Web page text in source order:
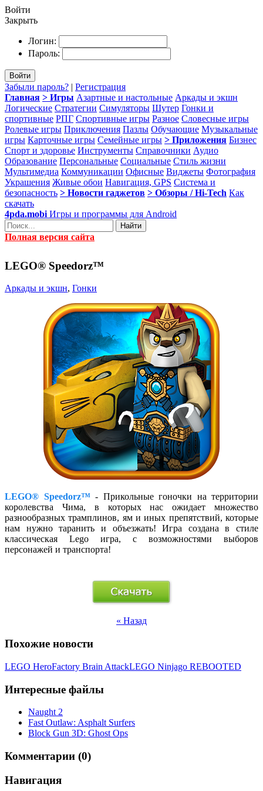
Войти
Закрыть
Логин:
Пароль:
Войти
Забыли пароль? | Регистрация
Главная > Игры Азартные и настольные Аркады и экшн
Логические Стратегии Симуляторы Шутер Гонки и
спортивные РПГ Спортивные игры Разное Словесные игры
Ролевые игры Приключения Пазлы Обучающие Музыкальные
игры Карточные игры Семейные игры > Приложения Бизнес
Спорт и здоровье Инструменты Справочники Аудио
Образование Персональные Социальные Стиль жизни
Мультимедиа Коммуникации Офисные Виджеты Фотография
Украшения Живые обои Навигация, GPS Система и
безопасность > Новости гаджетов > Обзоры / Hi-Tech Как
скачать
4pda.mobi Игры и программы для Android
Найти
Полная версия сайта
LEGO® Speedorz™
Аркады и экшн, Гонки
LEGO® Speedorz™- Прикольные гоночки на территории
королевства Чима, в которых нас ожидает множество
разнообразных трамплинов, ям и иных препятствий, которые
нам нужно таранить и объезжать! Игра создана в стиле
классическая Lego игра, с возможностями выборов
персонажей и транспорта!
« Назад
Похожие новости
LEGO HeroFactory Brain AttackLEGO Ninjago REBOOTED
Интересные файлы
Naught 2
Fast Outlaw: Asphalt Surfers
Block Gun 3D: Ghost Ops
Комментарии (0)
Навигация